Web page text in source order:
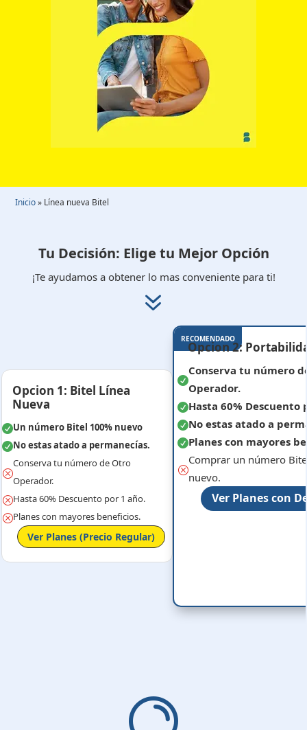
Inicio» Línea nueva Bitel
7
Tu Decisión: Elige tu Mejor Opción
¡Te ayudamos a obtener lo mas conveniente para ti!
Opcion 1: Bitel Línea
Nueva
Un número Bitel 100% nuevo
No estas atado a permanecías.
Q
Conserva tu número de Otro
Operador.
QHasta 60% Descuento por 1 año.
QPlanes con mayores beneficios.
Ver Planes (Precio Regular)
RECOMENDADO
Opcion 2:

Conserva tu número
Operador.
Hasta 60% Descuento
No estas atado a
Planes con mayores
Q
Comprar un número
nuevo.
Ver Planes con